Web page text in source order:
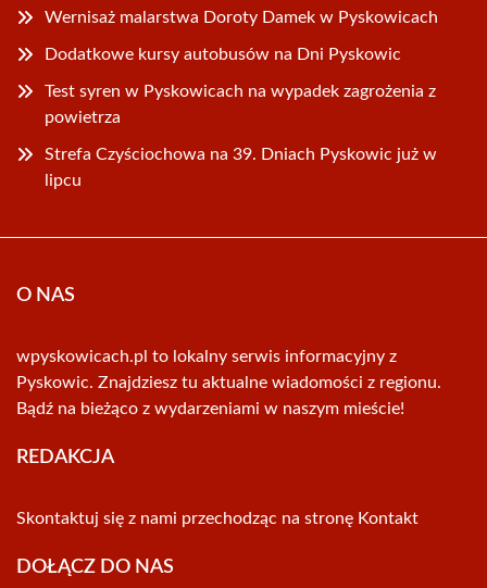
Wernisaż malarstwa Doroty Damek w Pyskowicach
Dodatkowe kursy autobusów na Dni Pyskowic
Test syren w Pyskowicach na wypadek zagrożenia z
powietrza
Strefa Czyściochowa na 39. Dniach Pyskowic już w
lipcu
O NAS
wpyskowicach.pl to lokalny serwis informacyjny z
Pyskowic. Znajdziesz tu aktualne wiadomości z regionu.
Bądź na bieżąco z wydarzeniami w naszym mieście!
REDAKCJA
Skontaktuj się z nami przechodząc na stronę Kontakt
DOŁĄCZ DO NAS